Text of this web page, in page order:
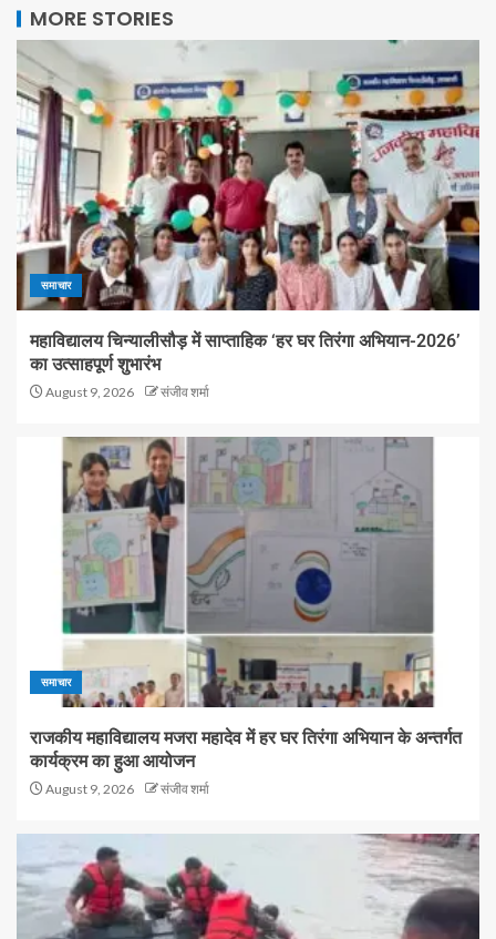
MORE STORIES
समाचार
महाविद्यालय चिन्यालीसौड़ में साप्ताहिक ‘हर घर तिरंगा अभियान-2026’
का उत्साहपूर्ण शुभारंभ
August 9, 2026 संजीव शर्मा
समाचार
राजकीय महाविद्यालय मजरा महादेव में हर घर तिरंगा अभियान के अन्तर्गत
कार्यक्रम का हुआ आयोजन
August 9, 2026 संजीव शर्मा